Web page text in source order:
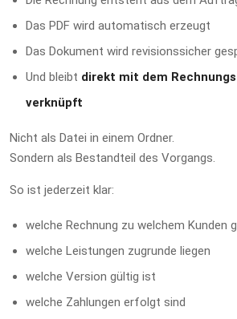
Das PDF wird automatisch erzeugt
Das Dokument wird revisionssicher
Und bleibt direkt mit dem
verknüpft
Nicht als Datei in einem Ordner.
Sondern als Bestandteil des Vorgangs.
So ist jederzeit klar:
welche Rechnung zu welchem Kunden
welche Leistungen zugrunde liegen
welche Version gültig ist
welche Zahlungen erfolgt sind